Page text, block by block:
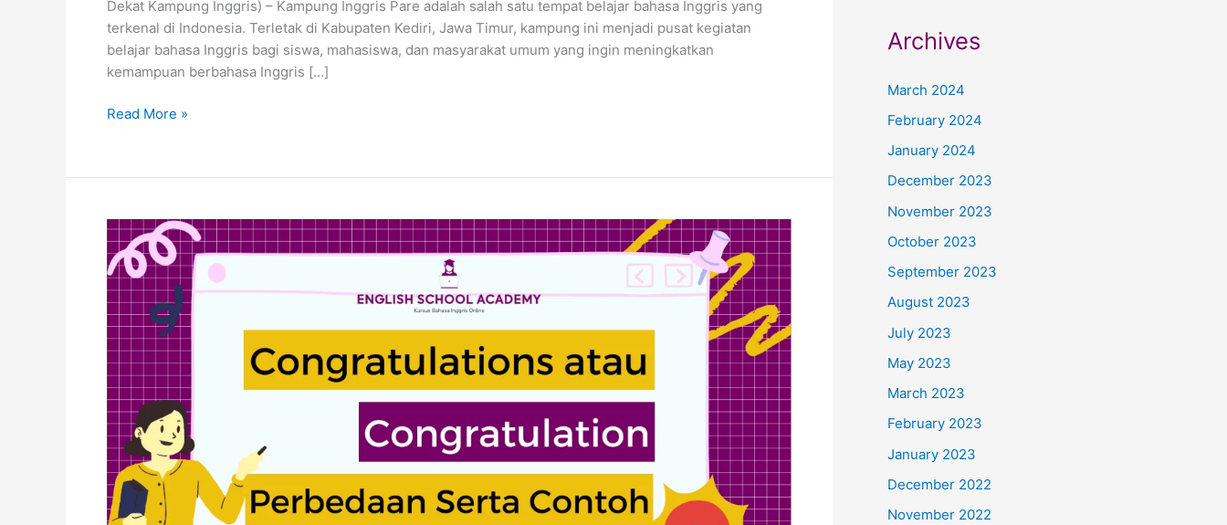
Dekat Kampung Inggris) – Kampung Inggris Pare adalah salah satu tempat belajar bahasa Inggris yang
terkenal di Indonesia. Terletak di Kabupaten Kediri, Jawa Timur, kampung ini menjadi pusat kegiatan
belajar bahasa Inggris bagi siswa, mahasiswa, dan masyarakat umum yang ingin meningkatkan
kemampuan berbahasa Inggris […]
Read More »
Congratulations
atau
Congratulation:
Perbedaan
Serta
Contoh
Penggunaannya
Archives
March 2024
February 2024
January 2024
December 2023
November 2023
October 2023
September 2023
August 2023
July 2023
May 2023
March 2023
February 2023
January 2023
December 2022
November 2022